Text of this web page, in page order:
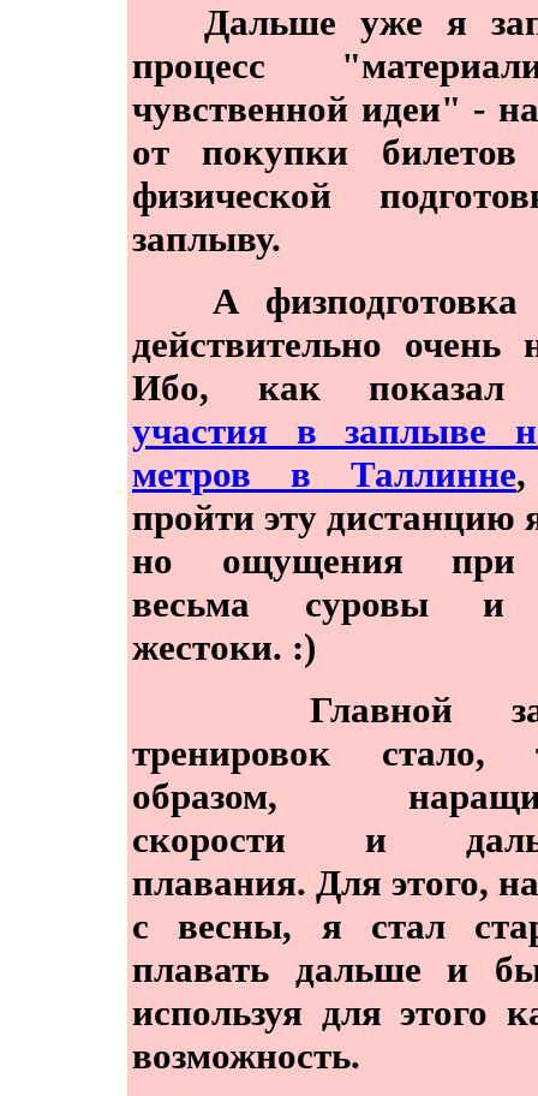
Дальше уже я
процесс
чувственной идеи" -
от покупки
физической
заплыву.
А физподготовка
действительно очень
Ибо, как показал
участия в заплыве
метров в Таллинне,
пройти эту дистанцию
но ощущения при
весьма суровы и
жестоки. :)
Главной
тренировок стало,
образом,
скорости и
плавания. Для этого,
с весны, я стал
плавать дальше и
используя для этого
возможность.